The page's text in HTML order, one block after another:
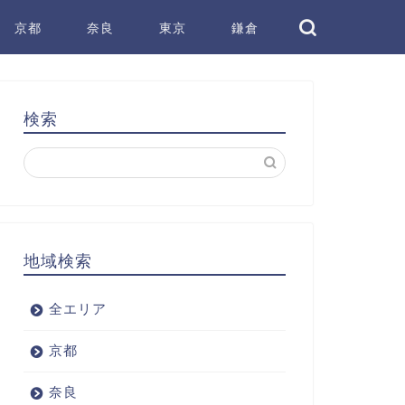
京都 奈良 東京 鎌倉
検索
地域検索
全エリア
京都
奈良